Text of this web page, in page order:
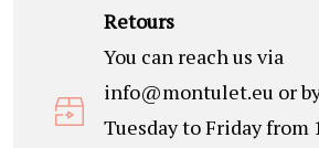
Retours
You can reach us via
info@montulet.eu or
Tuesday to Friday from